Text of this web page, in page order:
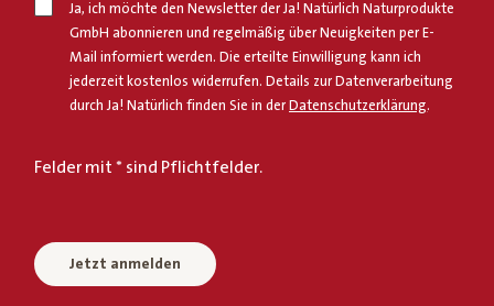
Ja, ich möchte den Newsletter der Ja! Natürlich Naturprodukte
GmbH abonnieren und regelmäßig über Neuigkeiten per E-
Mail informiert werden. Die erteilte Einwilligung kann ich
jederzeit kostenlos widerrufen. Details zur Datenverarbeitung
durch Ja! Natürlich finden Sie in der Datenschutzerklärung.
Felder mit * sind Pflichtfelder.
Jetzt anmelden